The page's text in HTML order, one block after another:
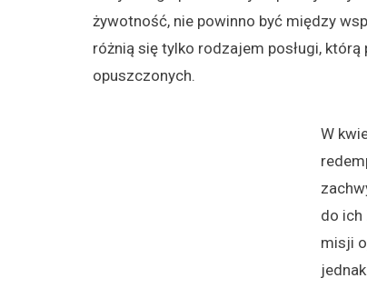
żywotność, nie powinno być między
różnią się tylko rodzajem posługi,
opuszczonych.
W
do ich
misji